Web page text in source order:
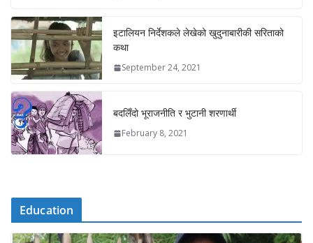
इटालियन निर्देशकले लेखेको खुदुनाबारीकी सरिताको
कथा
September 24, 2021
बदलिँदो भूराजनीति र भुटानी शरणार्थी
February 8, 2021
Education